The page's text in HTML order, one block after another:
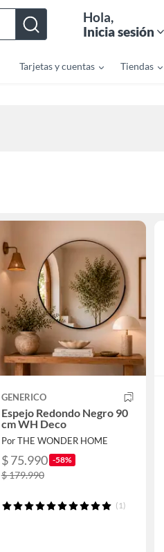
Hola,
Inicia sesión
Tarjetas y cuentas Tiendas
GENERICO
Espejo Redondo Negro 90
cm WH Deco
Por THE WONDER HOME
$ 75.990 -58%
$ 179.990
(1)